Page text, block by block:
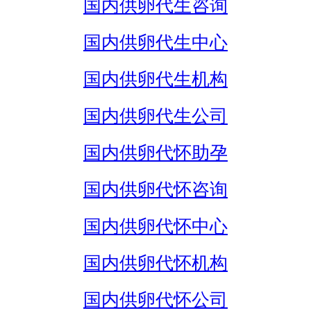
国内供卵代生咨询
国内供卵代生中心
国内供卵代生机构
国内供卵代生公司
国内供卵代怀助孕
国内供卵代怀咨询
国内供卵代怀中心
国内供卵代怀机构
国内供卵代怀公司